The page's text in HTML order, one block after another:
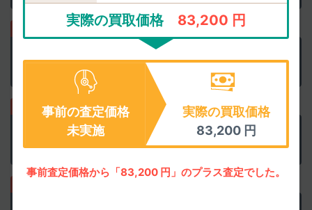
実際の買取価格 83,200 円
事前の査定価格
未実施
実際の買取価格
83,200 円
事前査定価格から「83,200 円」のプラス査定でした。
他店と比較
買取上限価格にご注意を
事前査定に納得なら 集荷を申込み
ウェブで簡単に申込めます